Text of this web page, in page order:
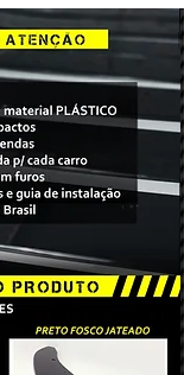
emmaterial
8mm, com
maleável que
o bastante
onde será
estará
contra
mas que
e grande
risco de quebra
vidro
similares,
no site
após a
no prazo
você será
exclusivo
manteremos
com
Prezamos em
para
total do